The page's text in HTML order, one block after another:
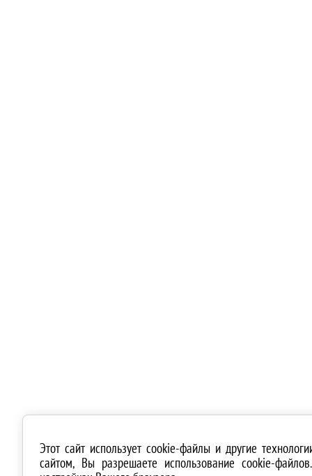
Этот сайт использует cookie-файлы и другие
сайтом, Вы разрешаете использование cookie-